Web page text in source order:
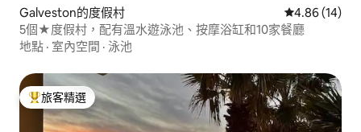
Galveston的度假村 從 14 則評價
4.86 (14)
5個★度假村，配有溫水遊泳池、按摩浴缸和10家餐廳
地點 · 室內空間 · 泳池
旅客精選榜首
旅客精選